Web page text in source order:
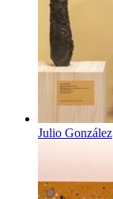
Julio González